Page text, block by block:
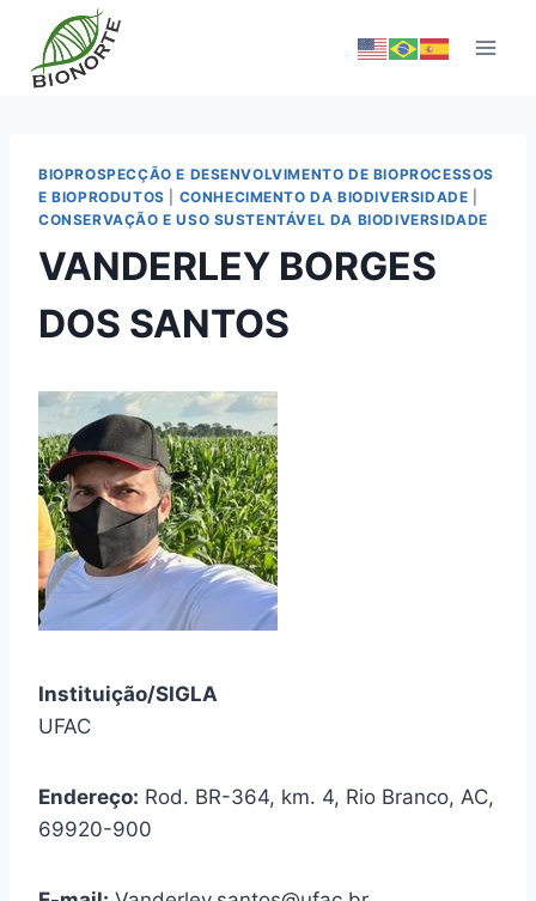
BIOPROSPECÇÃO E DESENVOLVIMENTO DE BIOPROCESSOS
E BIOPRODUTOS
CONHECIMENTO DA BIODIVERSIDADE
CONSERVAÇÃO E USO SUSTENTÁVEL DA BIODIVERSIDADE
VANDERLEY BORGES
DOS SANTOS
Instituição/SIGLA
UFAC
Endereço: Rod. BR-364, km. 4, Rio Branco, AC,
69920-900